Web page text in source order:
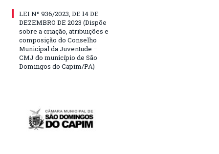
LEI Nº 936/2023, DE 14 DE
DEZEMBRO DE 2023 (Dispõe
sobre a criação, atribuições e
composição do Conselho
Municipal da Juventude –
CMJ do município de São
Domingos do Capim/PA)